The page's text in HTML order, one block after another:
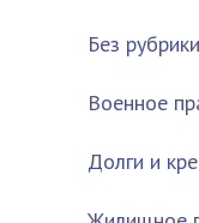
Без рубрики
Военное
Долги и